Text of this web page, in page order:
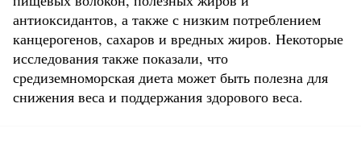
антиоксидантов, а также с низким потреблением
канцерогенов, сахаров и вредных жиров. Некоторые
исследования также показали, что
средиземноморская диета может быть полезна для
снижения веса и поддержания здорового веса.